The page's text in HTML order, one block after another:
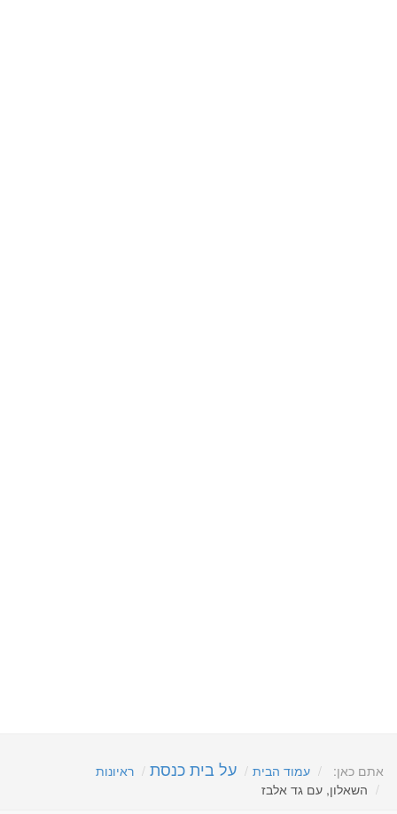
אתם כאן: עמוד הבית על בית כנסת
ראיונות
השאלון, עם גד אלבז